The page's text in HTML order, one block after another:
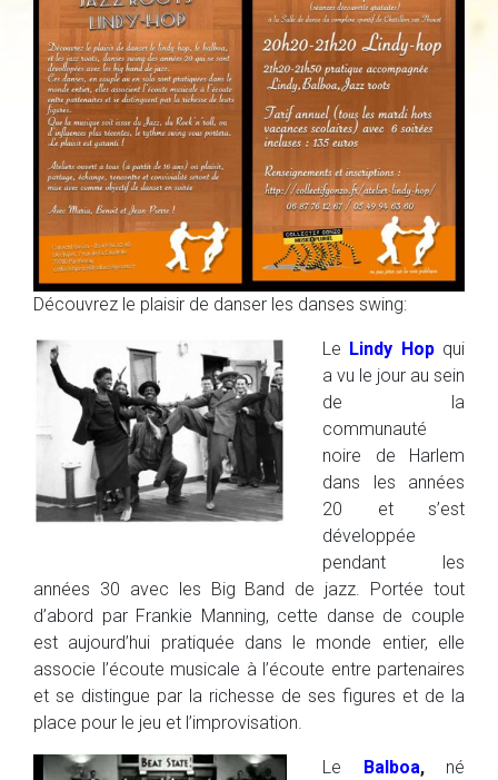
Découvrez le plaisir de danser les danses swing:
Le Lindy Hop qui
a vu le jour au sein
de la
communauté
noire de Harlem
dans les années
20 et s’est
développée
pendant les
années 30 avec les Big Band de jazz. Portée tout
d’abord par Frankie Manning, cette danse de couple
est aujourd’hui pratiquée dans le monde entier, elle
associe l’écoute musicale à l’écoute entre partenaires
et se distingue par la richesse de ses figures et de la
place pour le jeu et l’improvisation.
Le Balboa, né